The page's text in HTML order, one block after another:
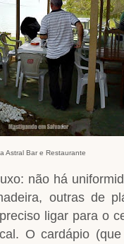
Astral Bar e Restaurante
não há
outras de
ligar para o
O cardápio